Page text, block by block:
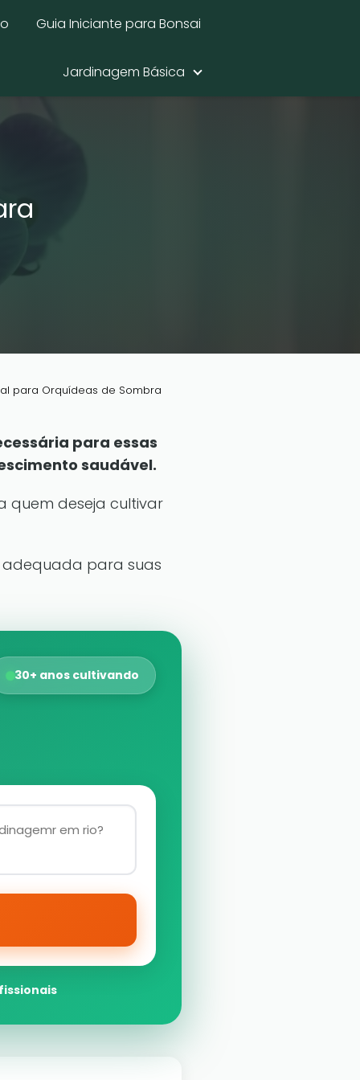
Guia Iniciante para Bonsai
Jardinagem Básica
para Orquídeas de Sombra
para essas
saudável.
quem deseja cultivar
adequada para suas
30+ anos cultivando